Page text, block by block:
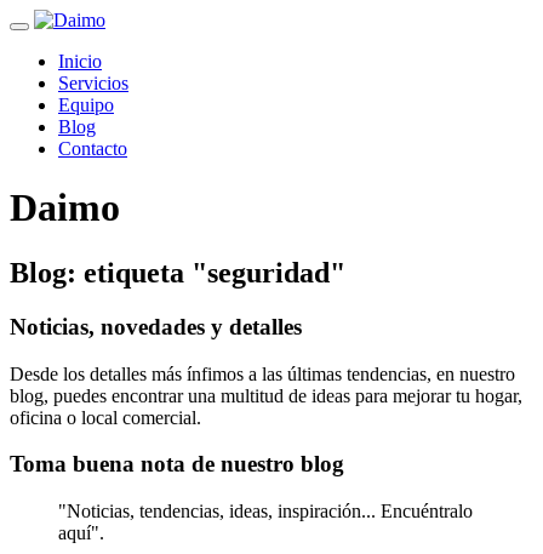
Botón
desplegable
Inicio
Servicios
Equipo
Blog
Contacto
Daimo
Blog: etiqueta "seguridad"
Noticias, novedades y detalles
Desde los detalles más ínfimos a las últimas tendencias, en nuestro
blog, puedes encontrar una multitud de ideas para mejorar tu hogar,
oficina o local comercial.
Toma buena nota de nuestro blog
"Noticias, tendencias, ideas, inspiración... Encuéntralo
aquí".